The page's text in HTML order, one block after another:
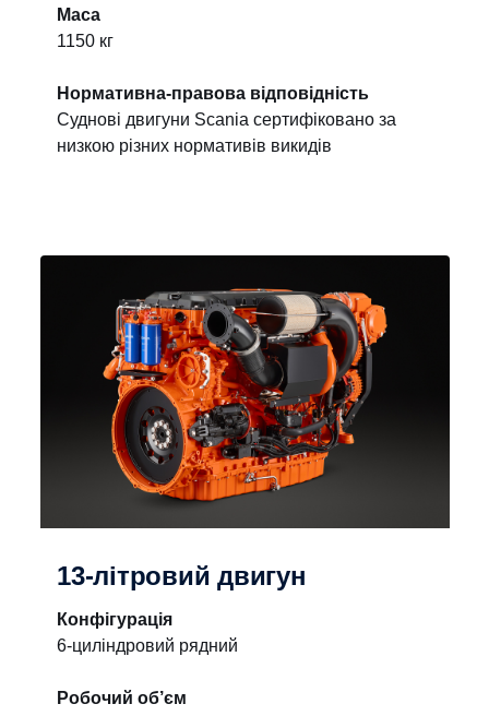
Маса
1150 кг
Нормативна-правова відповідність
Суднові двигуни Scania сертифіковано за
низкою різних нормативів викидів
13-літровий двигун
Конфігурація
6-циліндровий рядний
Робочий об’єм